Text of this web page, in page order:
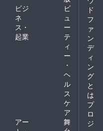
ビジ
ネ
ス・
起業
ビ
ュ
ー
テ
ィ
ー
・
ヘ
ル
ス
ケ
ア
アー
舞
ド
フ
ァ
ン
デ
ィ
ン
グ
と
は
プ
ロ
ジ